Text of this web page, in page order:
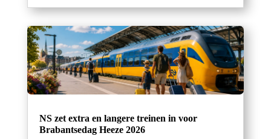
NS zet extra en langere treinen in voor
Brabantsedag Heeze 2026